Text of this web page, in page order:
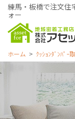
練馬・板橋で注文住
ォー
ホーム ｸｯｼｮﾝﾀﾞﾝﾊﾟｰ